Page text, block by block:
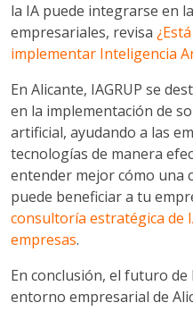
la IA puede integrarse en
empresariales, revisa
implementar Inteligencia
En Alicante, IAGRUP se
en la implementación de
artificial, ayudando a las
tecnologías de manera
entender mejor cómo una
puede beneficiar a tu
consultoría estratégica de
empresas.
En conclusión, el futuro
entorno empresarial de